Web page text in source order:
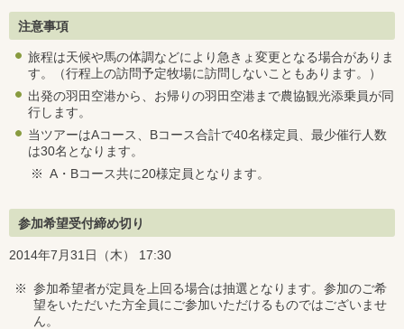
注意事項
旅程は天候や馬の体調などにより急きょ変更となる場合がありま
す。（行程上の訪問予定牧場に訪問しないこともあります。）
出発の羽田空港から、お帰りの羽田空港まで農協観光添乗員が同
行します。
当ツアーはAコース、Bコース合計で40名様定員、最少催行人数
は30名となります。
※ A・Bコース共に20様定員となります。
参加希望受付締め切り
2014年7月31日（木） 17:30
※ 参加希望者が定員を上回る場合は抽選となります。参加のご希
望をいただいた方全員にご参加いただけるものではございませ
ん。